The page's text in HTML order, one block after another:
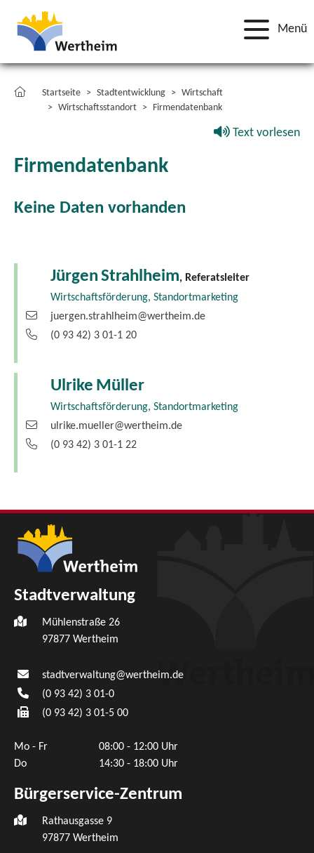
Menü
Startseite Stadtentwicklung
Wirtschaft
Wirtschaftsstandort
Firmendatenbank
Text vorlesen
Firmendatenbank
Keine Daten vorhanden
JürgenStrahlheim, Referatsleiter
Wirtschaftsförderung, Standortmarketing
juergen.strahlheim@wertheim.de
(0 93 42) 3 01-1 20
Ulrike Müller
Wirtschaftsförderung, Standortmarketing
ulrike.mueller@wertheim.de
(0 93 42) 3 01-1 22
Stadtverwaltung
Mühlenstraße 26
97877 Wertheim
stadtverwaltung@wertheim.de
(0 93 42) 3 01-0
(0 93 42) 3 01-5 00
Mo - Fr
08:00 - 12:00 Uhr
Do
14:30 - 18:00 Uhr
Bürgerservice-Zentrum
Rathausgasse 9
97877 Wertheim